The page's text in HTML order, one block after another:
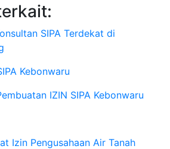
SIPA Terdekat di
Kebonwaru
IZIN SIPA Kebonwaru
Izin Pengusahaan Air Tanah